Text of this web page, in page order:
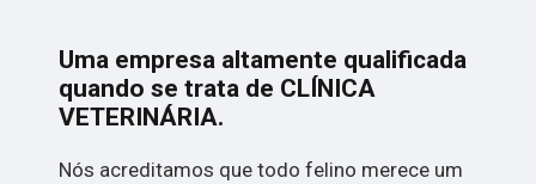
Uma empresa altamente qualificada
quando se trata de CLÍNICA
VETERINÁRIA.
Nós acreditamos que todo felino merece um